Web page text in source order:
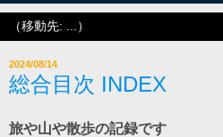
2024/08/14
総合目次 INDEX
旅や山や散歩の記録です